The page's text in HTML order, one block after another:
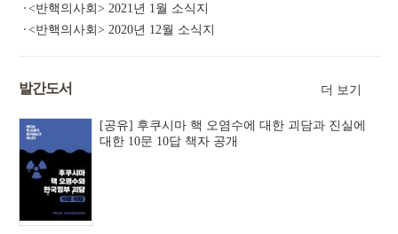
<반핵의사회> 2021년 1월 소식지
<반핵의사회> 2020년 12월 소식지
발간도서
[공유] 후쿠시마 핵 오염수에 대한 괴담과 진실에
대한 10문 10답 책자 공개
더 보기